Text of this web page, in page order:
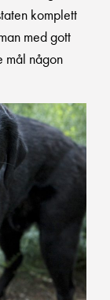
komplett
med gott
mål någon